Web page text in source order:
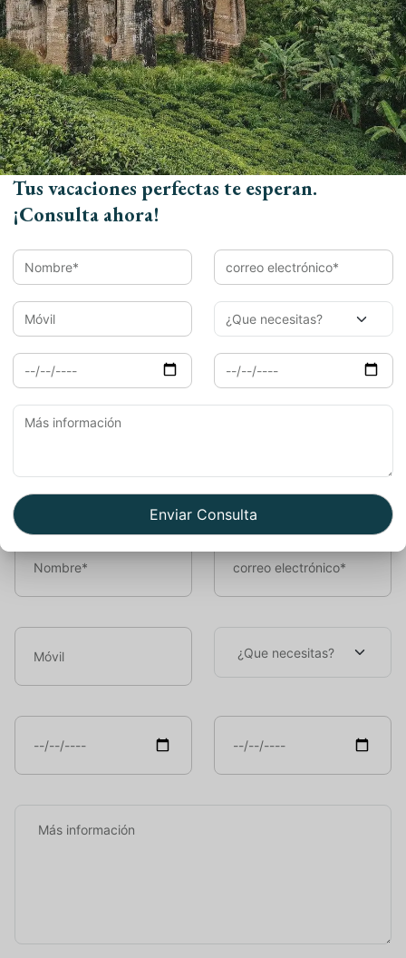
Día 12: Kumarakom
Día 13: Kumarakom – Cochin
Día 14: Cochin
Día 15: Cochin – Chennai (Salida)
Galería
Book Now
Tus vacaciones perfectas te esperan.
¡Consulta ahora!